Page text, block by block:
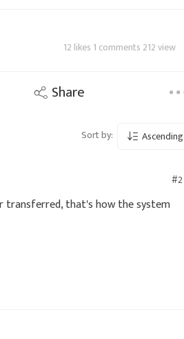
12 likes 1 comments 212 view
Share
Sort by: Ascending
#2
transferred, that's how the system